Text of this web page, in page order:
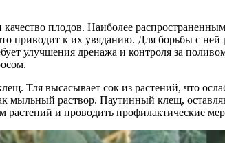
плодов. Наиболее
приводит к их увяданию. Для борьбы с
улучшения дренажа и контроля за
Тля высасывает сок из растений, что
мыльный раствор. Паутинный клещ,
растений и проводить профилактические